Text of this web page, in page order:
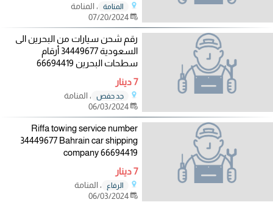
المنامة
، المنامة
07/20/2024
رقم شحن سيارات من البحرين الى
السعودية 34449677 أرقام
سطحات البحرين 66694419
7 دينار
جد حفص
، المنامة
06/03/2024
Riffa towing service number
34449677 Bahrain car shipping
company 66694419
7 دينار
الرفاع
، المنامة
06/03/2024